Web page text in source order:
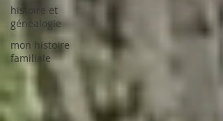
histoire et
généalogie
mon histoire
familiale